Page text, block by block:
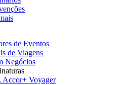
de Eventos
de Viagens
Negócios
Voyager